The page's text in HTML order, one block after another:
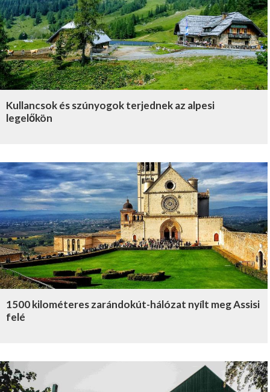
Kullancsok és szúnyogok terjednek az alpesi
legelőkön
1500 kilométeres zarándokút-hálózat nyílt meg Assisi
felé